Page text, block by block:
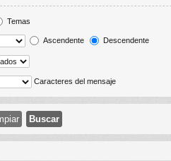
Temas
Ascendente Descendente
Caracteres del mensaje